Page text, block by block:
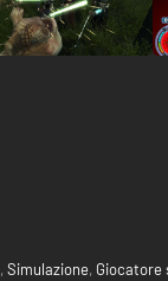
, Simulazione, Giocatore